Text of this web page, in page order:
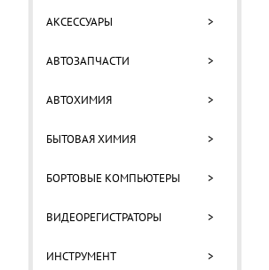
АКСЕССУАРЫ >
АВТОЗАПЧАСТИ >
АВТОХИМИЯ >
БЫТОВАЯ ХИМИЯ >
БОРТОВЫЕ КОМПЬЮТЕРЫ >
ВИДЕОРЕГИСТРАТОРЫ >
ИНСТРУМЕНТ >